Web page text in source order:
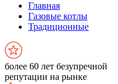
Главная
Газовые котлы
Традиционные
более 60 лет безупречной
репутации на рынке